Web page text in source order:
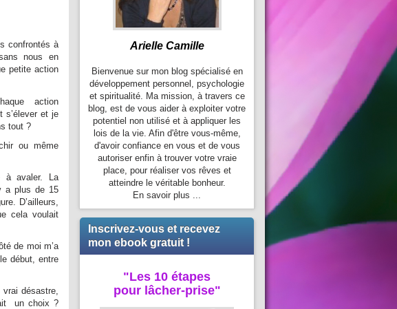
confrontés à
nous en
petite action
action
s’élever et je
tout ?
ou même
à avaler. La
a plus de 15
D’ailleurs,
cela voulait
de moi m’a
début, entre
désastre,
un choix ?
Arielle Camille
Bienvenue sur mon blog spécialisé en
développement personnel, psychologie
et spiritualité. Ma mission, à travers ce
blog, est de vous aider à exploiter votre
potentiel non utilisé et à appliquer les
lois de la vie. Afin d'être vous-même,
d'avoir confiance en vous et de vous
autoriser enfin à trouver votre vraie
place, pour réaliser vos rêves et
atteindre le véritable bonheur.
En savoir plus ...
Inscrivez-vous et recevez
mon ebook gratuit !
"Les 10 étapes
pour lâcher-prise"